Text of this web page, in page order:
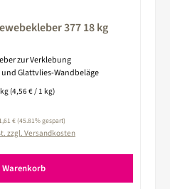
377 18 kg
zur Verklebung
und Glattvlies-Wandbeläge
(4,56 € / 1 kg)
Preis:
€(45.81% gespart)
zzgl. Versandkosten
Warenkorb